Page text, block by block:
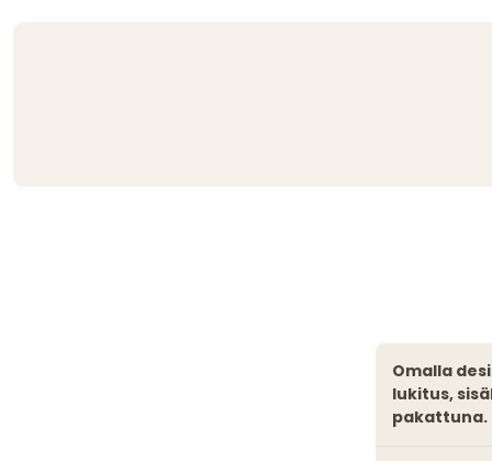
omalla designilla valmistettu pride-tukiranneke, jossa uudelleenkäytettävä
lukitus,
pakattuna.